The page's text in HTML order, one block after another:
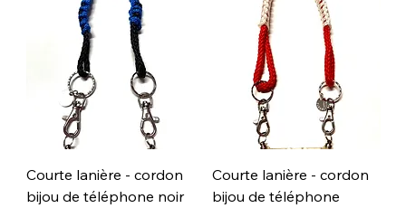
Courte lanière - cordon
bijou de téléphone noir
Courte lanière - cordon
bijou de téléphone